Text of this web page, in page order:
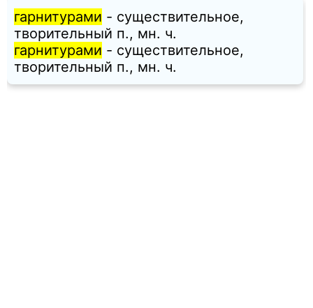
гарнитурами - существительное,
творительный п., мн. ч.
гарнитурами - существительное,
творительный п., мн. ч.